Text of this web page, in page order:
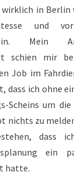
wirklich in
und
Mein
schien mir
Job im
dass ich ohne
Scheins um
nichts zu
dass
ein
hatte.